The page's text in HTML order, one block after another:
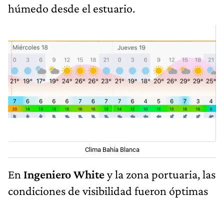
húmedo desde el estuario.
Clima Bahía Blanca
En Ingeniero Whitey la zona portuaria, las
condiciones de visibilidad fueron óptimas